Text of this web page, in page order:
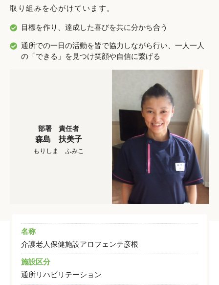
部署 責任者
森島 扶美子
もりしま ふみこ
取り組みを心がけています。
目標を作り、達成した喜びを共に分かち合う
通所での一日の活動を皆で協力しながら行い、一人一人
の「できる」を見つけ笑顔や自信に繋げる
名称
介護老人保健施設アロフェンテ彦根
施設区分
通所リハビリテーション